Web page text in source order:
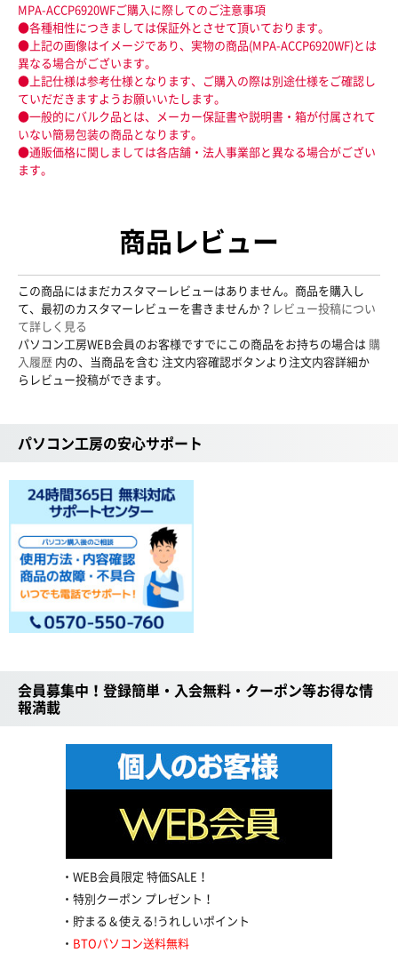
MPA-ACCP6920WFご購入に際してのご注意事項
●各種相性につきましては保証外とさせて頂いております。
●上記の画像はイメージであり、実物の商品(MPA-ACCP6920WF)とは
異なる場合がございます。
●上記仕様は参考仕様となります、ご購入の際は別途仕様をご確認し
ていだだきますようお願いいたします。
●一般的にバルク品とは、メーカー保証書や説明書・箱が付属されて
いない簡易包装の商品となります。
●通販価格に関しましては各店舗・法人事業部と異なる場合がござい
ます。
商品レビュー
この商品にはまだカスタマーレビューはありません。商品を購入し
て、最初のカスタマーレビューを書きませんか？ レビュー投稿につい
て詳しく見る
パソコン工房WEB会員のお客様ですでにこの商品をお持ちの場合は 購
入履歴 内の、当商品を含む 注文内容確認ボタンより注文内容詳細か
らレビュー投稿ができます。
パソコン工房の安心サポート
会員募集中！登録簡単・入会無料・クーポン等お得な情
報満載
WEB会員限定 特価SALE！
特別クーポン プレゼント！
貯まる＆使える!うれしいポイント
BTOパソコン送料無料